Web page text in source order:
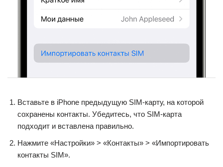
Вставьте в iPhone предыдущую SIM-карту, на которой
сохранены контакты. Убедитесь, что SIM-карта
подходит и вставлена правильно.
Нажмите «Настройки» > «Контакты» > «Импортировать
контакты SIM».